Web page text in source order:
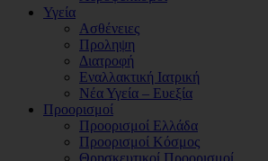
Υγεία
Ασθένειες
Προληψη
Διατροφή
Εναλλακτική Ιατρική
Νέα Υγεία – Ευεξία
Προορισμοί
Προορισμοί Ελλάδα
Προορισμοί Κόσμος
Θρησκευτικοί Προορισμοί